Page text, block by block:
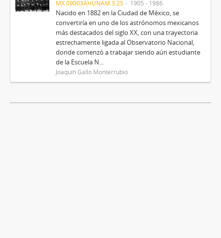
MX 09003AHUNAM 3.25 1905 - 1986
Nacido en 1882 en la Ciudad de México, se
convertiría en uno de los astrónomos mexicanos
más destacados del siglo XX, con una trayectoria
estrechamente ligada al Observatorio Nacional,
donde comenzó a trabajar siendo aún estudiante
de la Escuela N...
Joaquín Gallo Monterrubio